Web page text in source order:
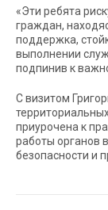
«Эти ребята
граждан,
поддержка,
выполнении
подпинив к
С визитом
приурочена к
работы органов
безопасности и